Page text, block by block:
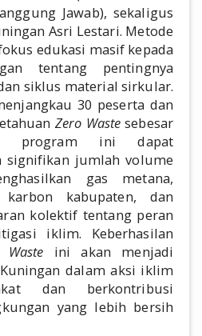
Jawab), sekaligus
Asri Lestari. Metode
edukasi masif kepada
tentang pentingnya
siklus material sirkular.
30 peserta dan
Zero Waste sebesar
program ini dapat
signifikan jumlah volume
gas metana,
kabupaten, dan
kolektif tentang peran
iklim. Keberhasilan
Waste ini akan menjadi
Kuningan dalam aksi iklim
dan berkontribusi
yang lebih bersih